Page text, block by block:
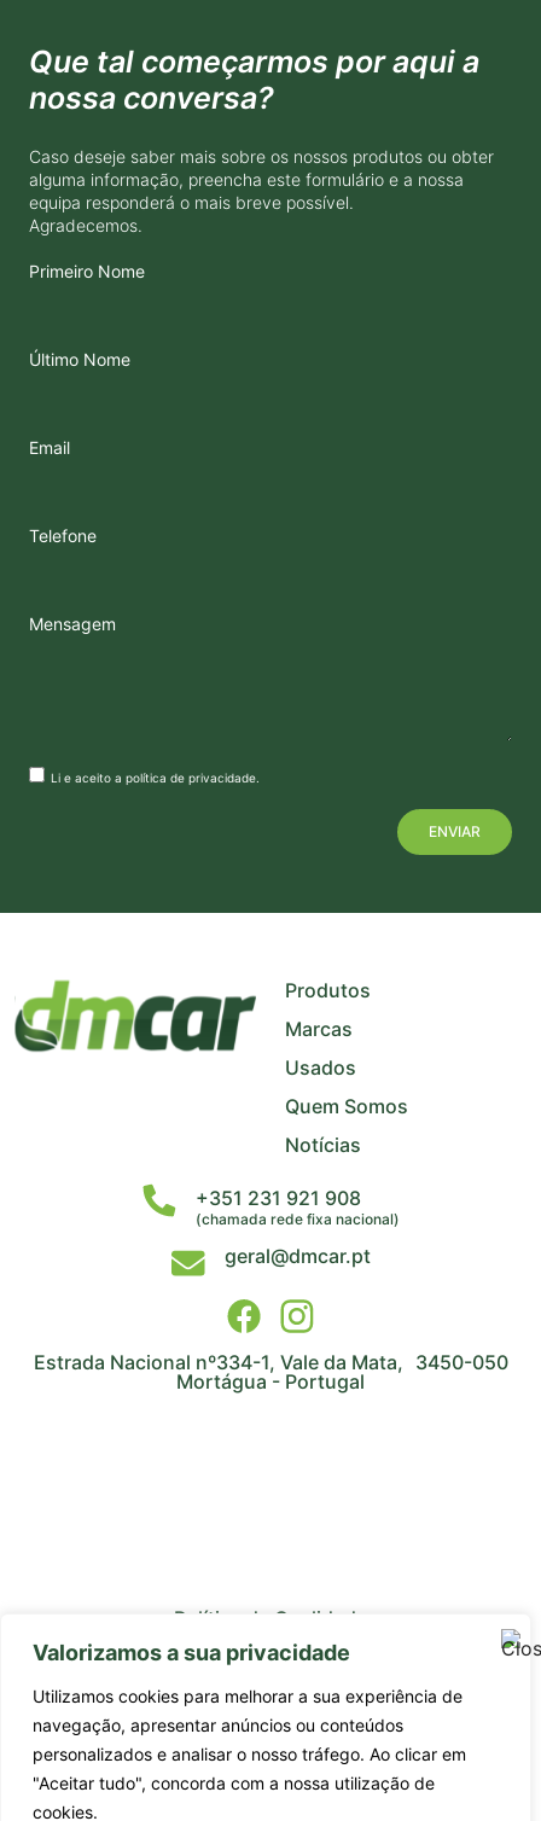
Valorizamos a sua privacidade
Utilizamos cookies para melhorar a sua experiência de
navegação, apresentar anúncios ou conteúdos
personalizados e analisar o nosso tráfego. Ao clicar em
"Aceitar tudo", concorda com a nossa utilização de
cookies.
Que tal começarmos por aqui a
nossa conversa?
Caso deseje saber mais sobre os nossos produtos ou obter
alguma informação, preencha este formulário e a nossa
equipa responderá o mais breve possível.
Agradecemos.
Primeiro Nome
Último Nome
Email
Telefone
Mensagem
Li e aceito a política de privacidade
Produtos
Marcas
Usados
Quem Somos
Notícias
+351 231 921 908
(chamada rede fixa nacional)
geral@dmcar.pt
Estrada Nacional nº334-1, Vale da Mata, 3450-050
Mortágua - Portugal
Política de Qualidade
Avaliação de Fornecedores
Subcontratados
Estágios Profissionais
Certificado da Qualidade ISO 9001:2015